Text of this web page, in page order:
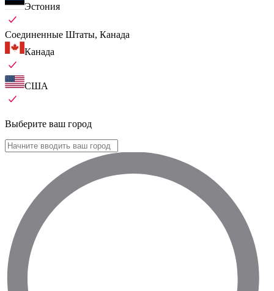
Эстония
Соединенные Штаты, Канада
Канада
США
Выберите ваш город